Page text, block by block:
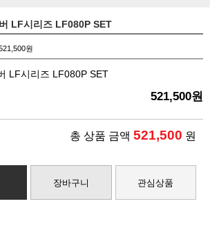
LF시리즈 LF080P SET
원
LF시리즈 LF080P SET
521,500원
총 상품 금액 521,500 원
장바구니 관심상품